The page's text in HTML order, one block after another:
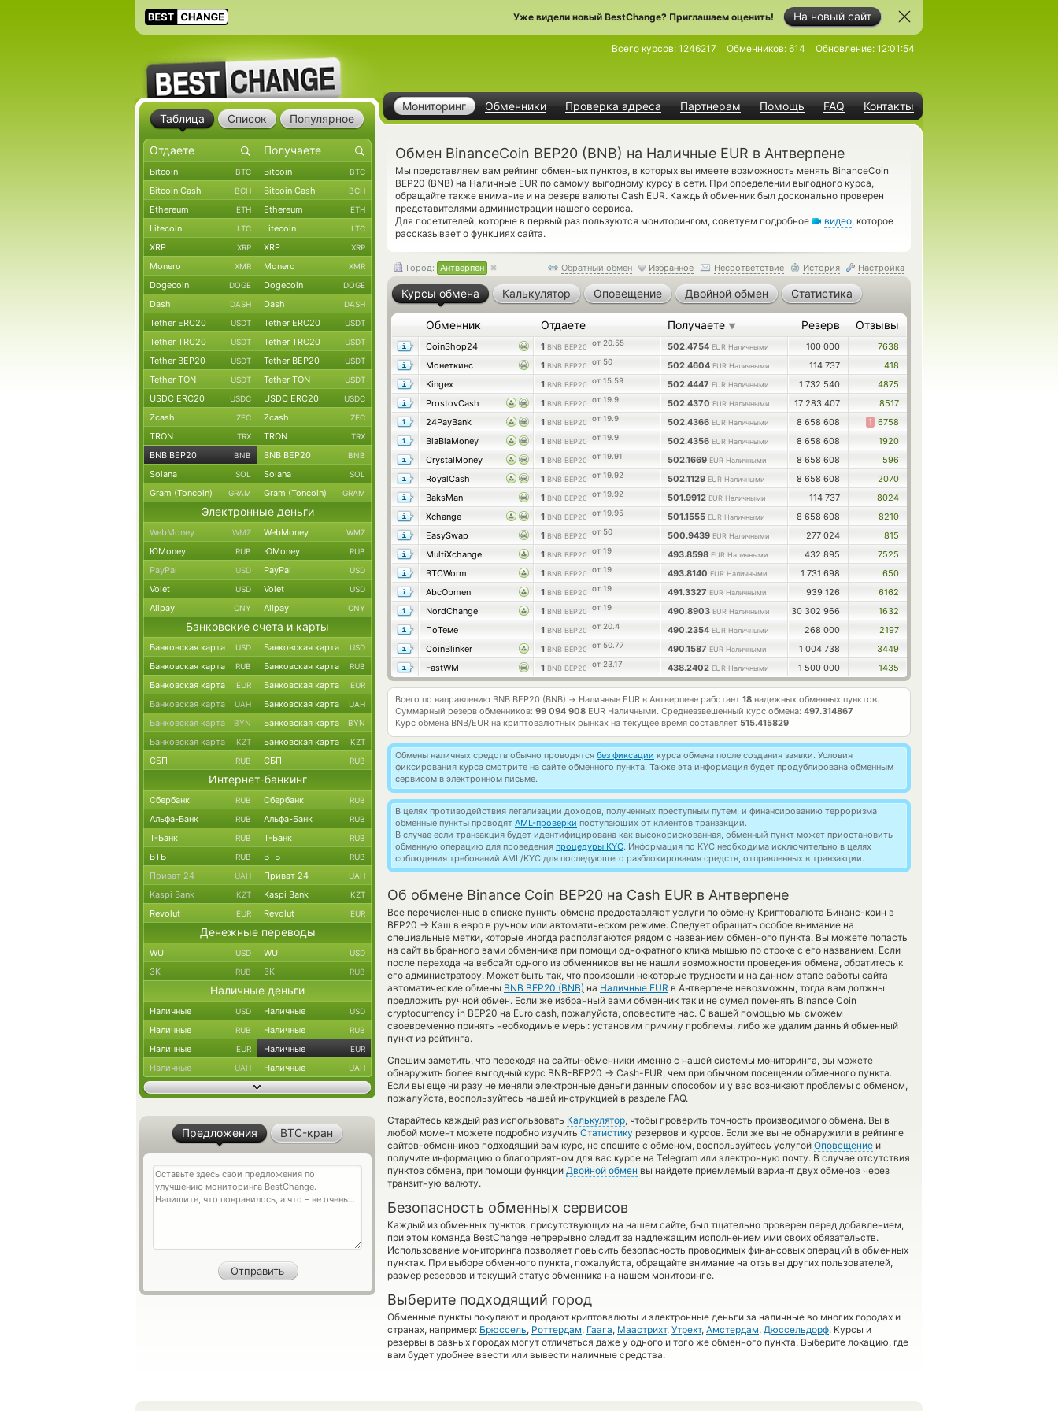
На новый сайт
Уже видели новый BestChange? Приглашаем оценить!
Мониторинг Обменники Проверка адреса Партнерам Помощь FAQ Контакты
Всего курсов: 1246217 Обменников: 614 Обновление: 12:01:54
Обмен BinanceCoin BEP20 (BNB) на Наличные EUR в Антверпене
Мы представляем вам рейтинг обменных пунктов, в которых вы имеете возможность менять BinanceCoin
BEP20 (BNB) на Наличные EUR по самому выгодному курсу в сети. При определении выгодного курса,
обращайте также внимание и на резерв валюты Cash EUR. Каждый обменник был досконально проверен
представителями администрации нашего сервиса.
Для посетителей, которые в первый раз пользуются мониторингом, советуем подробное
видео, которое
рассказывает о функциях сайта.
Обратный обмен Избранное Несоответствие История Настройка
Город: Антверпен
Курсы обмена Калькулятор Оповещение Двойной обмен Статистика
Обменник Отдаете Получаете ▼ Резерв Отзывы
CoinShop24 1 BNB BEP20 от 20.55 502.4754 EUR Наличными 100 000
7638
Монеткинс
1 BNB BEP20 от 50 502.4604 EUR Наличными 114 737
418
Kingex
1 BNB BEP20 от 15.59 502.4447 EUR Наличными 1 732 540
4875
ProstovCash
1 BNB BEP20 от 19.9 502.4370 EUR Наличными 17 283 407
8517
24PayBank
1 BNB BEP20 от 19.9 502.4366 EUR Наличными 8 658 608 1 6758
BlaBlaMoney
1 BNB BEP20 от 19.9 502.4356 EUR Наличными 8 658 608
1920
CrystalMoney
1 BNB BEP20 от 19.91 502.1669 EUR Наличными 8 658 608
596
RoyalCash
1 BNB BEP20 от 19.92 502.1129 EUR Наличными 8 658 608
2070
BaksMan
1 BNB BEP20 от 19.92 501.9912 EUR Наличными 114 737
8024
Xchange
1 BNB BEP20 от 19.95 501.1555 EUR Наличными 8 658 608
8210
EasySwap
1 BNB BEP20 от 50 500.9439 EUR Наличными 277 024
815
MultiXchange
1 BNB BEP20 от 19 493.8598 EUR Наличными 432 895
7525
BTCWorm
1 BNB BEP20 от 19 493.8140 EUR Наличными 1 731 698
650
AbcObmen
1 BNB BEP20 от 19 491.3327 EUR Наличными 939 126
6162
NordChange
1 BNB BEP20 от 19 490.8903 EUR Наличными 30 302 966
1632
ПоТеме
1 BNB BEP20 от 20.4 490.2354 EUR Наличными 268 000
2197
CoinBlinker
1 BNB BEP20 от 50.77 490.1587 EUR Наличными 1 004 738
3449
FastWM
1 BNB BEP20 от 23.17 438.2402 EUR Наличными 1 500 000 1435
Всего по направлению BNB BEP20 (BNB) → Наличные EUR в Антверпене работает 18 надежных обменных пунктов.
Суммарный резерв обменников: 99 094 908 EUR Наличными. Средневзвешенный курс обмена: 497.314867
Курс обмена BNB/EUR на криптовалютных рынках на текущее время составляет 515.415829
Обмены наличных средств обычно проводятся без фиксации курса обмена после создания заявки. Условия
фиксирования курса смотрите на сайте обменного пункта. Также эта информация будет продублирована обменным
сервисом в электронном письме.
В целях противодействия легализации доходов, полученных преступным путем, и финансированию терроризма
обменные пункты проводят AML-проверки поступающих от клиентов транзакций.
В случае если транзакция будет идентифицирована как высокорискованная, обменный пункт может приостановить
обменную операцию для проведения процедуры KYC. Информация по KYC необходима исключительно в целях
соблюдения требований AML/KYC для последующего разблокирования средств, отправленных в транзакции.
Об обмене Binance Coin BEP20 на Cash EUR в Антверпене
Все перечисленные в списке пункты обмена предоставляют услуги по обмену Криптовалюта Бинанс-коин в
BEP20 → Кэш в евро в ручном или автоматическом режиме. Следует обращать особое внимание на
специальные метки, которые иногда располагаются рядом с названием обменного пункта. Вы можете попасть
на сайт выбранного вами обменника при помощи однократного клика мышью по строке с его названием. Если
после перехода на вебсайт одного из обменников вы не нашли возможности проведения обмена, обратитесь к
его администратору. Может быть так, что произошли некоторые трудности и на данном этапе работы сайта
автоматические обмены BNB BEP20 (BNB) на Наличные EUR в Антверпене невозможны, тогда вам должны
предложить ручной обмен. Если же избранный вами обменник так и не сумел поменять Binance Coin
cryptocurrency in BEP20 на Euro cash, пожалуйста, оповестите нас. С вашей помощью мы сможем
своевременно принять необходимые меры: установим причину проблемы, либо же удалим данный обменный
пункт из рейтинга.
Спешим заметить, что переходя на сайты-обменники именно с нашей системы мониторинга, вы можете
обнаружить более выгодный курс BNB-BEP20 → Cash-EUR, чем при обычном посещении обменного пункта.
Если вы еще ни разу не меняли электронные деньги данным способом и у вас возникают проблемы с обменом,
пожалуйста, воспользуйтесь нашей инструкцией в разделе FAQ.
Старайтесь каждый раз использовать Калькулятор, чтобы проверить точность производимого обмена. Вы в
любой момент можете подробно изучить Статистику резервов и курсов. Если же вы не обнаружили в рейтинге
сайтов-обменников подходящий вам курс, не спешите с обменом, воспользуйтесь услугой Оповещение и
получите информацию о благоприятном для вас курсе на Telegram или электронную почту. В случае отсутствия
пунктов обмена, при помощи функции Двойной обмен вы найдете приемлемый вариант двух обменов через
транзитную валюту.
Безопасность обменных сервисов
Каждый из обменных пунктов, присутствующих на нашем сайте, был тщательно проверен перед добавлением,
при этом команда BestChange непрерывно следит за надлежащим исполнением ими своих обязательств.
Использование мониторинга позволяет повысить безопасность проводимых финансовых операций в обменных
пунктах. При выборе обменного пункта, пожалуйста, обращайте внимание на отзывы других пользователей,
размер резервов и текущий статус обменника на нашем мониторинге.
Выберите подходящий город
Обменные пункты покупают и продают криптовалюты и электронные деньги за наличные во многих городах и
странах, например: Брюссель, Роттердам, Гаага, Маастрихт, Утрехт, Амстердам, Дюссельдорф. Курсы и
резервы в разных городах могут отличаться даже у одного и того же обменного пункта. Выберите локацию, где
вам будет удобнее ввести или вывести наличные средства.
Таблица Список Популярное
Bitcoin BTC Bitcoin BTC
Bitcoin Cash BCH Bitcoin Cash BCH
Ethereum ETH Ethereum ETH
Litecoin LTC Litecoin LTC
XRP XRP XRP XRP
Monero XMR Monero XMR
Dogecoin DOGE Dogecoin DOGE
Dash DASH Dash DASH
Tether ERC20 USDT Tether ERC20 USDT
Tether TRC20 USDT Tether TRC20 USDT
Tether BEP20 USDT Tether BEP20 USDT
Tether TON USDT Tether TON USDT
USDC ERC20 USDC USDC ERC20 USDC
Zcash ZEC Zcash ZEC
TRON TRX TRON TRX
BNB BEP20 BNB BNB BEP20 BNB
Solana SOL Solana SOL
Gram (Toncoin) GRAM Gram (Toncoin) GRAM
Электронные деньги
WebMoney WMZ WebMoney WMZ
ЮMoney RUB ЮMoney RUB
PayPal USD PayPal USD
Volet USD Volet USD
Alipay CNY Alipay CNY
Банковские счета и карты
Банковская карта USD Банковская карта USD
Банковская карта RUB Банковская карта RUB
Банковская карта EUR Банковская карта EUR
Банковская карта UAH Банковская карта UAH
Банковская карта BYN Банковская карта BYN
Банковская карта KZT Банковская карта KZT
СБП RUB СБП RUB
Интернет-банкинг
Сбербанк RUB Сбербанк RUB
Альфа-Банк RUB Альфа-Банк RUB
Т-Банк RUB Т-Банк RUB
ВТБ RUB ВТБ RUB
Приват 24 UAH Приват 24 UAH
Kaspi Bank KZT Kaspi Bank KZT
Revolut EUR Revolut EUR
Денежные переводы
WU USD WU USD
ЗК RUB ЗК RUB
Наличные деньги
Наличные USD Наличные USD
Наличные RUB Наличные RUB
Наличные EUR Наличные EUR
Наличные UAH Наличные UAH
Предложения BTC-кран